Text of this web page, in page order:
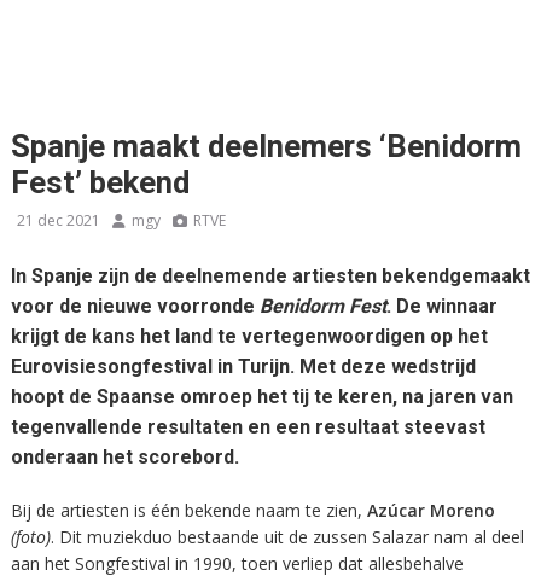
Spanje maakt deelnemers ‘Benidorm
Fest’ bekend
21 dec 2021 mgy RTVE
In Spanje zijn de deelnemende artiesten bekendgemaakt
voor de nieuwe voorronde Benidorm Fest. De winnaar
krijgt de kans het land te vertegenwoordigen op het
Eurovisiesongfestival in Turijn. Met deze wedstrijd
hoopt de Spaanse omroep het tij te keren, na jaren van
tegenvallende resultaten en een resultaat steevast
onderaan het scorebord.
Bij de artiesten is één bekende naam te zien, Azúcar Moreno
(foto). Dit muziekduo bestaande uit de zussen Salazar nam al deel
aan het Songfestival in 1990, toen verliep dat allesbehalve